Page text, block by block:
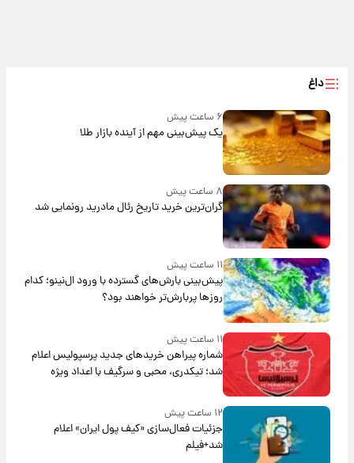
داغ
۶ ساعت پیش
یک پیش‌بینی مهم از آینده بازار طلا
۸ ساعت پیش
گران‌ترین خرید تاریخ رئال مادرید رونمایی شد
۱۱ ساعت پیش
پیش‌بینی بارش‌های گسترده با ورود ال‌نینو؛ کدام
روزها پربارش‌تر خواهند بود؟
۱۱ ساعت پیش
شماره پیراهن خریدهای جدید پرسپولیس اعلام
شد؛ تیکدری، محبی و سرگیف با اعداد ویژه
۱۲ ساعت پیش
جزئیات فعال‌سازی «کیف پول ایران» اعلام
شد+فیلم